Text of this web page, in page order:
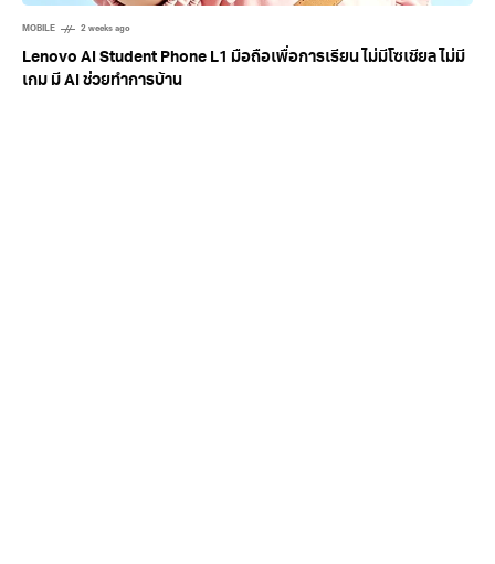
MOBILE 2 weeks ago
Lenovo AI Student Phone L1 มือถือเพื่อการเรียน ไม่มีโซเชียล ไม่มี
เกม มี AI ช่วยทำการบ้าน